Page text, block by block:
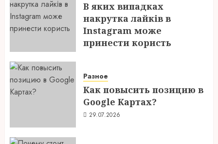
В яких випадках
накрутка лайків в
Instagram може
принести користь
Разное
Как повысить позицию в
Google Картах?
29.07.2026